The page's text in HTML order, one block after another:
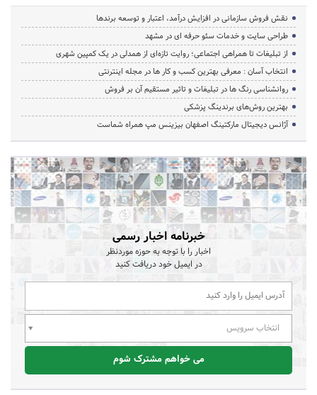
نقش فروش سازمانی در افزایش درآمد، اعتبار و توسعه برندها
طراحی سایت و خدمات سئو حرفه ای در مشهد
از تبلیغات تا همراهی اجتماعی؛ روایت تازه‌ای از همدلی در یک کمپین شهری
انتخاب آسان : معرفی بهترین کسب و کار ها در مجله اینترنتی
روانشناسی رنگ ها در تبلیغات و تاثیر مستقیم آن بر فروش
بهترین روش‌های برندینگ پزشکی
آژانس دیجیتال مارکتینگ اصفهان بیزینس مپ همراه شماست
خبرنامه اخبار رسمی
اخبار را با توجه به حوزه موردنظر
در ایمیل خود دریافت کنید
انتخاب سرویس
می خواهم مشترک شوم